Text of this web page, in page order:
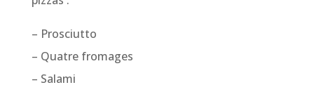
– Prosciutto
– Quatre fromages
– Salami